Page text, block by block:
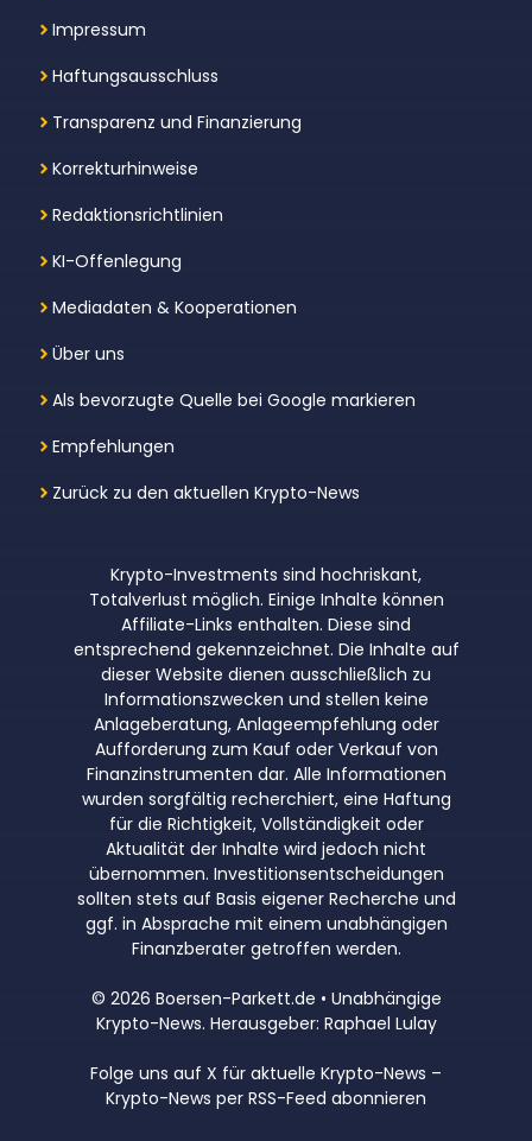
Impressum
Haftungsausschluss
Transparenz und Finanzierung
Korrekturhinweise
Redaktionsrichtlinien
KI-Offenlegung
Mediadaten & Kooperationen
Über uns
Als bevorzugte Quelle bei Google markieren
Empfehlungen
Zurück zu den aktuellen Krypto-News
Krypto-Investments sind hochriskant,
Totalverlust möglich. Einige Inhalte können
Affiliate-Links enthalten. Diese sind
entsprechend gekennzeichnet. Die Inhalte auf
dieser Website dienen ausschließlich zu
Informationszwecken und stellen keine
Anlageberatung, Anlageempfehlung oder
Aufforderung zum Kauf oder Verkauf von
Finanzinstrumenten dar. Alle Informationen
wurden sorgfältig recherchiert, eine Haftung
für die Richtigkeit, Vollständigkeit oder
Aktualität der Inhalte wird jedoch nicht
übernommen. Investitionsentscheidungen
sollten stets auf Basis eigener Recherche und
ggf. in Absprache mit einem unabhängigen
Finanzberater getroffen werden.
© 2026 Boersen-Parkett.de • Unabhängige
Krypto-News. Herausgeber: Raphael Lulay
Folge uns auf X für aktuelle Krypto-News –
Krypto-News per RSS-Feed abonnieren